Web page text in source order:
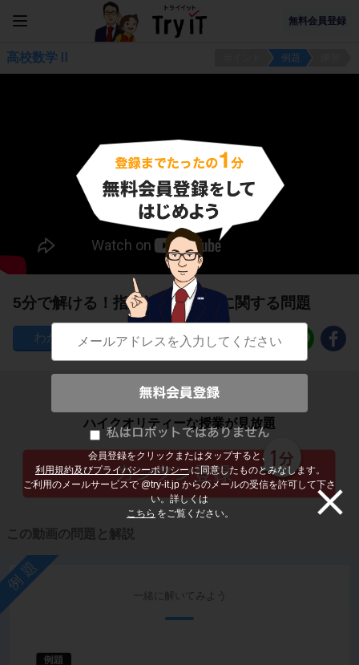
無料会員登録
会員登録をクリックまたはタップすると、
利用規約及びプライバシーポリシー に同意したものとみなします。
ご利用のメールサービスで @try-it.jp からのメールの受信を許可して下さ
い。詳しくは
こちら をご覧ください。
高校数学Ⅱ 例題
5分で解ける！指数法則の拡張に関する問題
133
子どもの勉強から大人の学び直しまで
ハイクオリティーな授業が見放題
この動画の問題と解説
例題
一緒に解いてみよう